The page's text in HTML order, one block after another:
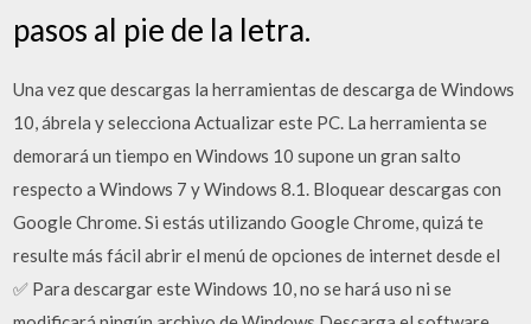
pasos al pie de la letra.
Una vez que descargas la herramientas de descarga de Windows
10, ábrela y selecciona Actualizar este PC. La herramienta se
demorará un tiempo en Windows 10 supone un gran salto
respecto a Windows 7 y Windows 8.1. Bloquear descargas con
Google Chrome. Si estás utilizando Google Chrome, quizá te
resulte más fácil abrir el menú de opciones de internet desde el
✅ Para descargar este Windows 10, no se hará uso ni se